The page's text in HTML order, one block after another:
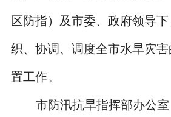
区防指）及市委、政府领导
织、协调、调度全市水旱灾
置工作。
市防汛抗旱指挥部办公